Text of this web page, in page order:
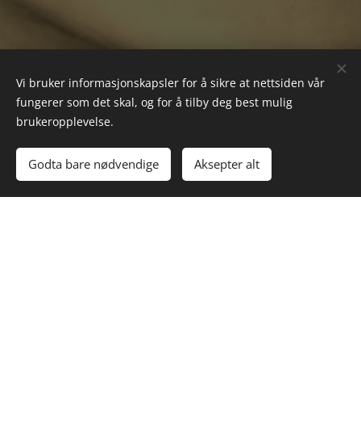
Vi bruker informasjonskapsler for å sikre at nettsiden vår
fungerer som det skal, og for å tilby deg best mulig
brukeropplevelse.
Godta bare nødvendige Aksepter alt